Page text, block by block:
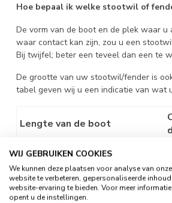
Hoe bepaal ik welke stootwil of
De vorm van de boot en de plek waar
waar contact kan zijn, zou u een
Bij twijfel; beter een teveel dan een te
De grootte van uw stootwil/fender is
tabel geven wij u een indicatie van wat
Lengte van de boot
4 m
5 - 6 m
6 - 8 m
WIJ GEBRUIKEN COOKIES
We kunnen deze plaatsen voor analyse van
website te verbeteren, gepersonaliseerde
website-ervaring te bieden. Voor meer
opent u de instellingen.